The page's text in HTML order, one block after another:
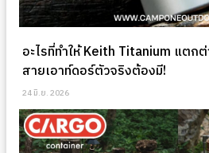
อะไรที่ทำให้ Keith Titanium แตก
สายเอาท์ดอร์ตัวจริงต้องมี!
24 มิ.ย. 2026